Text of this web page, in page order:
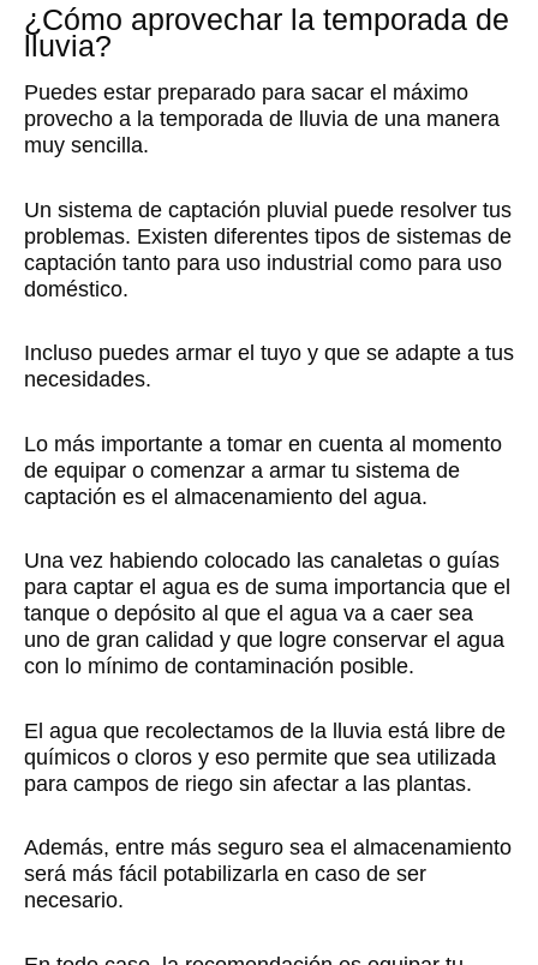
¿Cómo aprovechar la temporada de
lluvia?
Puedes estar preparado para sacar el máximo
provecho a la temporada de lluvia de una manera
muy sencilla.
Un sistema de captación pluvial puede resolver tus
problemas. Existen diferentes tipos de sistemas de
captación tanto para uso industrial como para uso
doméstico.
Incluso puedes armar el tuyo y que se adapte a tus
necesidades.
Lo más importante a tomar en cuenta al momento
de equipar o comenzar a armar tu sistema de
captación es el almacenamiento del agua.
Una vez habiendo colocado las canaletas o guías
para captar el agua es de suma importancia que el
tanque o depósito al que el agua va a caer sea
uno de gran calidad y que logre conservar el agua
con lo mínimo de contaminación posible.
El agua que recolectamos de la lluvia está libre de
químicos o cloros y eso permite que sea utilizada
para campos de riego sin afectar a las plantas.
Además, entre más seguro sea el almacenamiento
será más fácil potabilizarla en caso de ser
necesario.